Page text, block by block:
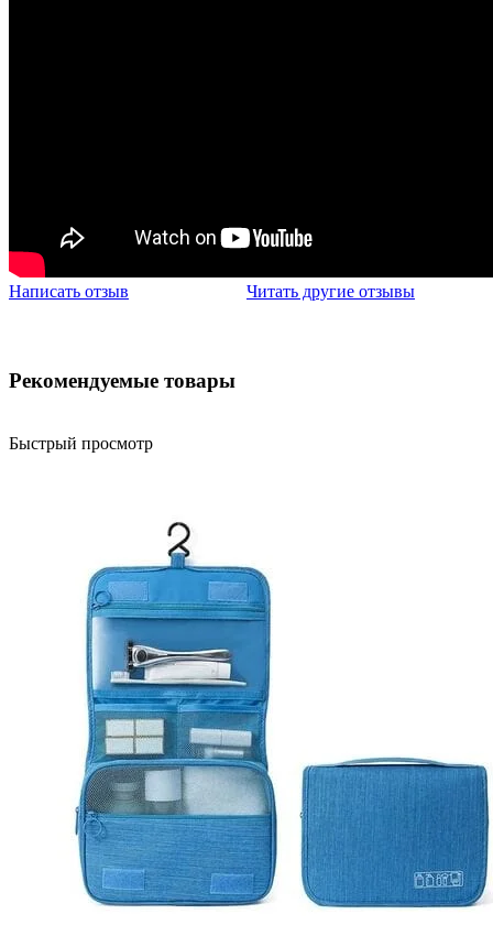
Написать отзыв Читать другие отзывы
Рекомендуемые товары
Быстрый просмотр